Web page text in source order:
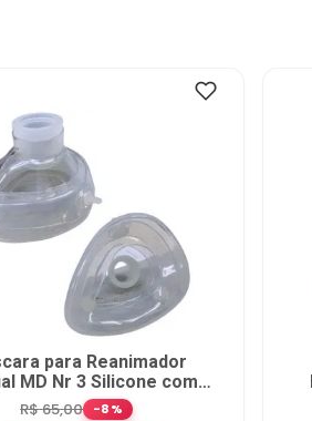
para Reanimador
MD Nr 3 Silicone com
Cúpula - unidade
R$65,00 -8%